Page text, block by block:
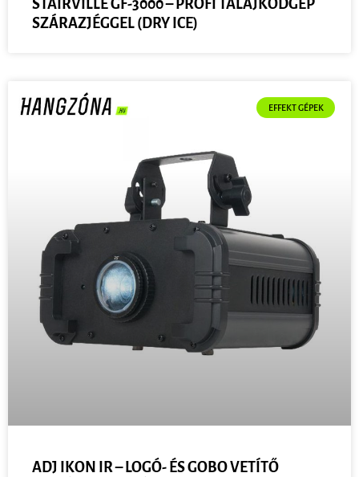
STAIRVILLE GF-3000 – PROFI TALAJKÖDGÉP
SZÁRAZJÉGGEL (DRY ICE)
EFFEKT GÉPEK
ADJ IKON IR – LOGÓ- ÉS GOBO VETÍTŐ